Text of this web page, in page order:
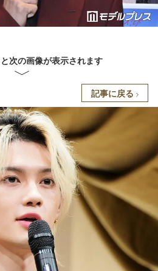
次の画像が表示されます
記事に戻る